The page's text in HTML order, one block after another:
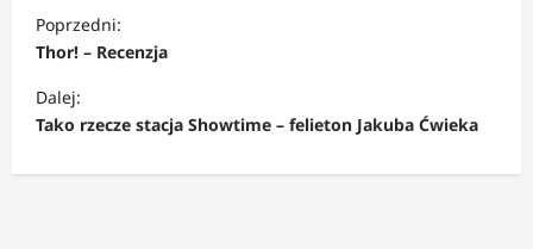
o
b
a
Poprzedni:
Thor! – Recenzja
Dalej:
Tako rzecze stacja Showtime – felieton Jakuba Ćwieka